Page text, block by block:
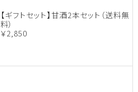
【ギフトセット】甘酒2本セット（送料無
料）
￥2,850